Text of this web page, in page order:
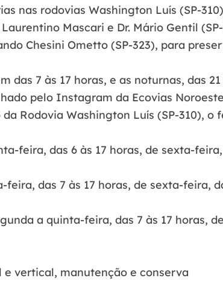
nas rodovias Washington Luís (SP-
Mascari e Dr. Mário Gentil
Chesini Ometto (SP-323), para
7 às 17 horas, e as noturnas, das 21
pelo Instagram da Ecovias
Washington Luís (SP-310), o
feira, das 6 às 17 horas, de sexta-
das 7 às 17 horas, de sexta-feira,
a quinta-feira, das 7 às 17 horas,
vertical, manutenção e conserva